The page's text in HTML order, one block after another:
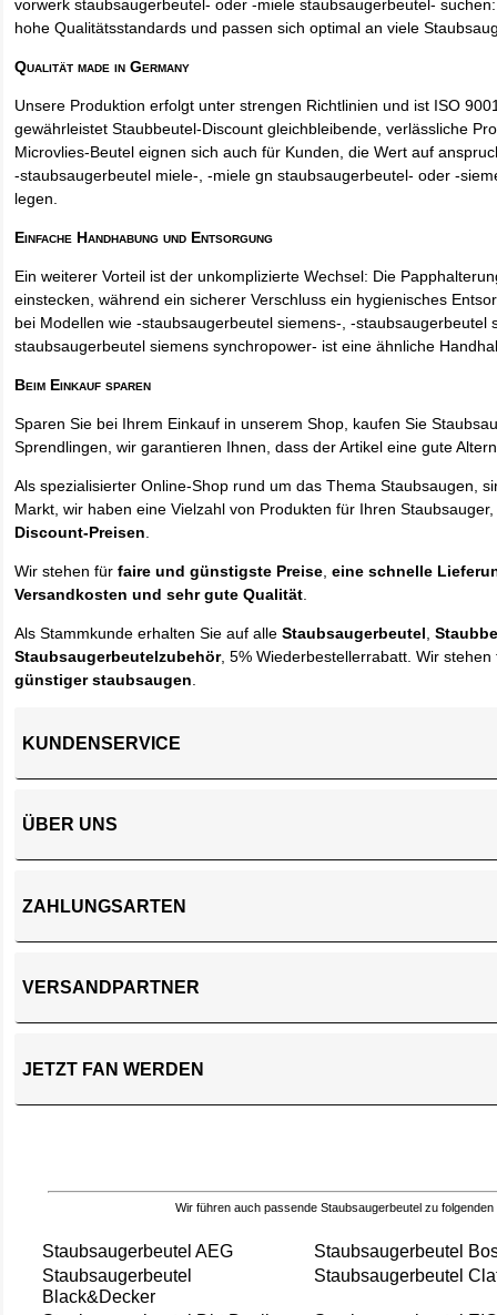
vorwerk staubsaugerbeutel- oder -miele staubsaugerbeutel-
hohe Qualitätsstandards und passen sich optimal an viele
Qualität made in Germany
Unsere Produktion erfolgt unter strengen Richtlinien und ist ISO
gewährleistet Staubbeutel-Discount gleichbleibende, verlässliche
Microvlies-Beutel eignen sich auch für Kunden, die Wert auf
-staubsaugerbeutel miele-, -miele gn staubsaugerbeutel- oder -
legen.
Einfache Handhabung und Entsorgung
Ein weiterer Vorteil ist der unkomplizierte Wechsel: Die
einstecken, während ein sicherer Verschluss ein hygienisches
bei Modellen wie -staubsaugerbeutel siemens-, -staubsaugerbeutel
staubsaugerbeutel siemens synchropower- ist eine ähnliche
Beim Einkauf sparen
Sparen Sie bei Ihrem Einkauf in unserem Shop, kaufen Sie
Sprendlingen, wir garantieren Ihnen, dass der Artikel eine gute
Als spezialisierter Online-Shop rund um das Thema Staubsaugen,
Markt, wir haben eine Vielzahl von Produkten für Ihren
Discount-Preisen.
Wir stehen fürfaire und günstigste Preise,eine schnelle
Versandkosten und sehr gute Qualität.
Als Stammkunde erhalten Sie auf alleStaubsaugerbeutel,
Staubsaugerbeutelzubehör, 5% Wiederbestellerrabatt. Wir
günstiger staubsaugen.
KUNDENSERVICE
ÜBER UNS
ZAHLUNGSARTEN
VERSANDPARTNER
JETZT FAN WERDEN
Wir führen auch passende Staubsaugerbeutel zu folgenden
Staubsaugerbeutel AEG
Staubsaugerbeutel
Staubsaugerbeutel
Black&Decker
Staubsaugerbeutel